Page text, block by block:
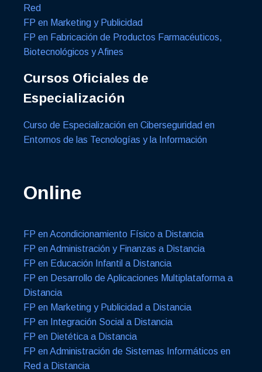
Red
FP en Marketing y Publicidad
FP en Fabricación de Productos Farmacéuticos,
Biotecnológicos y Afines
Cursos Oficiales de
Especialización
Curso de Especialización en Ciberseguridad en
Entornos de las Tecnologías y la Información
Online
FP en Acondicionamiento Físico a Distancia
FP en Administración y Finanzas a Distancia
FP en Educación Infantil a Distancia
FP en Desarrollo de Aplicaciones Multiplataforma a
Distancia
FP en Marketing y Publicidad a Distancia
FP en Integración Social a Distancia
FP en Dietética a Distancia
FP en Administración de Sistemas Informáticos en
Red a Distancia